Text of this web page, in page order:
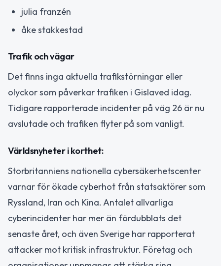
julia franzén
åke stakkestad
Trafik och vägar
Det finns inga aktuella trafikstörningar eller
olyckor som påverkar trafiken i Gislaved idag.
Tidigare rapporterade incidenter på väg 26 är nu
avslutade och trafiken flyter på som vanligt.
Världsnyheter i korthet:
Storbritanniens nationella cybersäkerhetscenter
varnar för ökade cyberhot från statsaktörer som
Ryssland, Iran och Kina. Antalet allvarliga
cyberincidenter har mer än fördubblats det
senaste året, och även Sverige har rapporterat
attacker mot kritisk infrastruktur. Företag och